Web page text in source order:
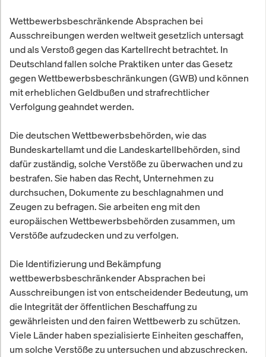
Wettbewerbsbeschränkende Absprachen bei
Ausschreibungen werden weltweit gesetzlich untersagt
und als Verstoß gegen das Kartellrecht betrachtet. In
Deutschland fallen solche Praktiken unter das Gesetz
gegen Wettbewerbsbeschränkungen (GWB) und können
mit erheblichen Geldbußen und strafrechtlicher
Verfolgung geahndet werden.
Die deutschen Wettbewerbsbehörden, wie das
Bundeskartellamt und die Landeskartellbehörden, sind
dafür zuständig, solche Verstöße zu überwachen und zu
bestrafen. Sie haben das Recht, Unternehmen zu
durchsuchen, Dokumente zu beschlagnahmen und
Zeugen zu befragen. Sie arbeiten eng mit den
europäischen Wettbewerbsbehörden zusammen, um
Verstöße aufzudecken und zu verfolgen.
Die Identifizierung und Bekämpfung
wettbewerbsbeschränkender Absprachen bei
Ausschreibungen ist von entscheidender Bedeutung, um
die Integrität der öffentlichen Beschaffung zu
gewährleisten und den fairen Wettbewerb zu schützen.
Viele Länder haben spezialisierte Einheiten geschaffen,
um solche Verstöße zu untersuchen und abzuschrecken.